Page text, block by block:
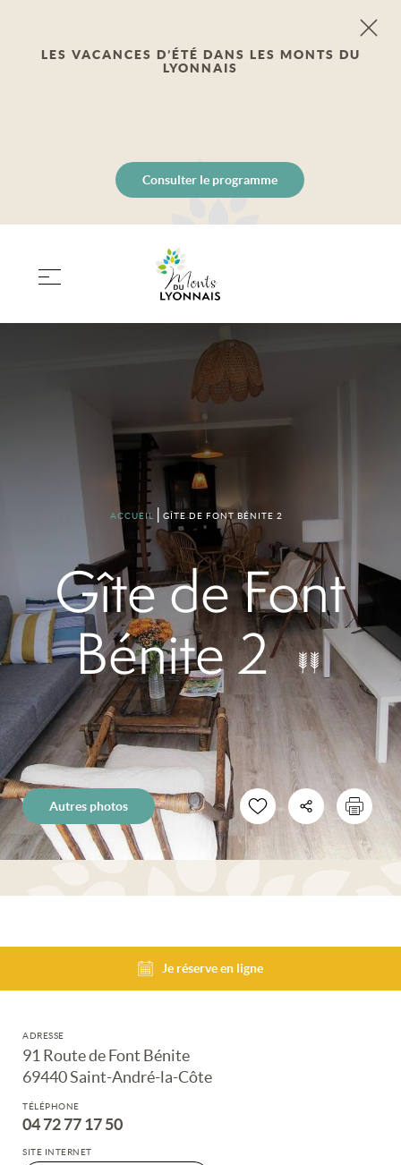
LES VACANCES D’ÉTÉ DANS LES MONTS DU
LYONNAIS
Consulter le programme
ACCUEIL GÎTE DE FONT BÉNITE 2
Gîte de Font
Bénite 2
Autres photos
Je réserve en ligne
ADRESSE
91 Route de Font Bénite
69440 Saint-André-la-Côte
TÉLÉPHONE
04 72 77 17 50
SITE INTERNET